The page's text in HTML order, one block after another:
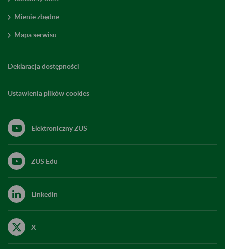
Mienie zbędne
Mapa serwisu
Deklaracja dostępności
Ustawienia plików cookies
Elektroniczny ZUS
ZUS Edu
Linkedin
X